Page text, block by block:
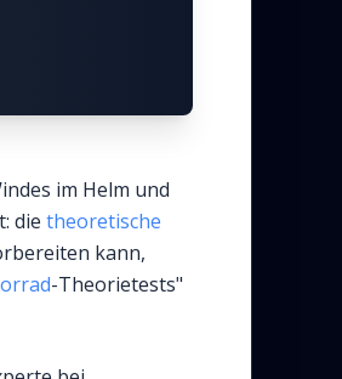
im Helm und
die theoretische
kann,
-Theorietests"